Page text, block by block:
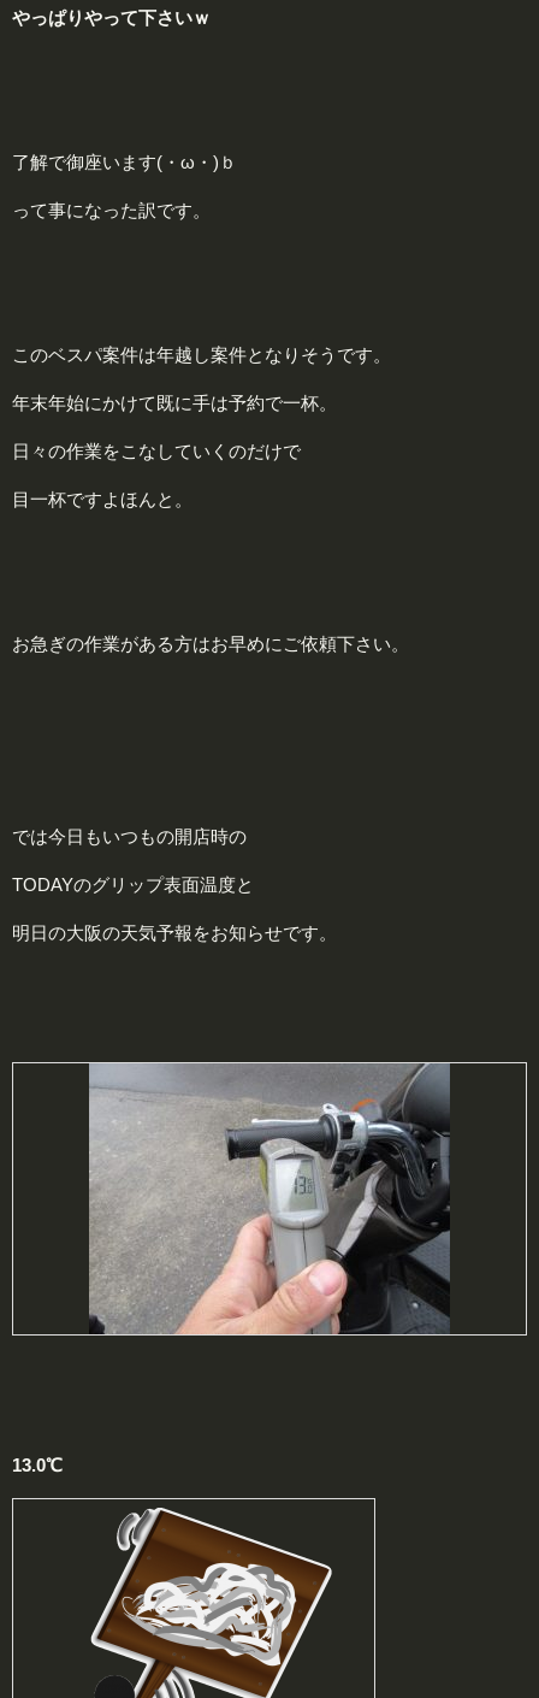
やっぱりやって下さいｗ
了解で御座います(・ω・)ｂ
って事になった訳です。
このベスパ案件は年越し案件となりそうです。
年末年始にかけて既に手は予約で一杯。
日々の作業をこなしていくのだけで
目一杯ですよほんと。
お急ぎの作業がある方はお早めにご依頼下さい。
では今日もいつもの開店時の
TODAYのグリップ表面温度と
明日の大阪の天気予報をお知らせです。
13.0℃